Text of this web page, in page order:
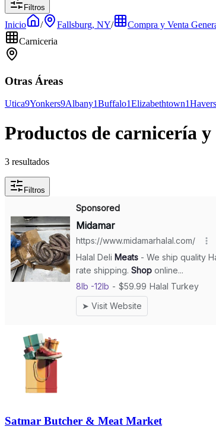
Filtros
Inicio / Fallsburg, NY/ Compra y Venta
Carniceria
Otras Áreas
Utica9Yonkers9Albany1Buffalo1Elizabethtown1
Productos de carnicería
3 resultados
Filtros
Satmar Butcher & Meat Market